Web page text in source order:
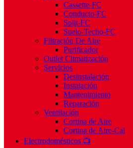
Cassette-FC
Conducto-FC
Split-FC
Suelo-Techo-FC
Filtración De Aire
Purificador
Outlet Climatización
Servicios
Desinstalación
Instalación
Mantenimiento
Reparación
Ventilación
Cortina de Aire
Cortina de Aire-Cal
Electrodomésticos 📺